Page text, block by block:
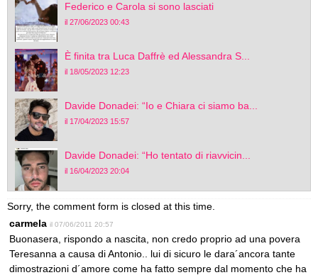
Federico e Carola si sono lasciati
il 27/06/2023 00:43
È finita tra Luca Daffrè ed Alessandra S...
il 18/05/2023 12:23
Davide Donadei: “Io e Chiara ci siamo ba...
il 17/04/2023 15:57
Davide Donadei: “Ho tentato di riavvicin...
il 16/04/2023 20:04
Sorry, the comment form is closed at this time.
carmela il 07/06/2011 20:57
Buonasera, rispondo a nascita, non credo proprio ad una povera
Teresanna a causa di Antonio.. lui di sicuro le dara´ancora tante
dimostrazioni d´amore come ha fatto sempre dal momento che ha